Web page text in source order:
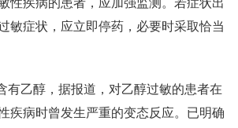
性疾病的患者，应加强监测。若症状出
敏症状，应立即停药，必要时采取恰当
有乙醇，据报道，对乙醇过敏的患者在
疾病时曾发生严重的变态反应。已明确